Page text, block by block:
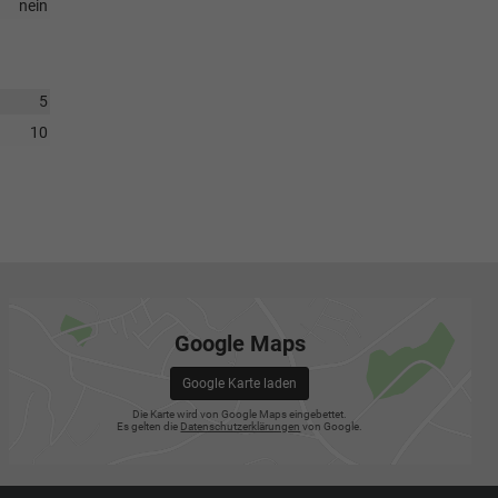
nein
5
10
Google Maps
Google Karte laden
Die Karte wird von Google Maps eingebettet.
Es gelten die Datenschutzerklärungen von Google.